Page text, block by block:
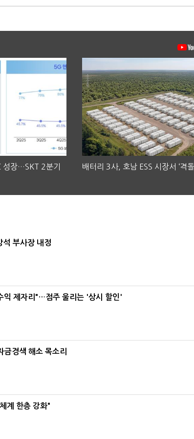
성장…SKT 2분기
배터리 3사, 호남 ESS 시장서 ‘격돌
석 부사장 내정
제자리"…점주 울리는 '상시 할인'
경색 해소 목소리
계 한층 강화"